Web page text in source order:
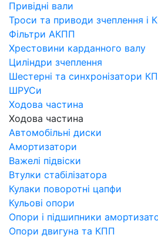
Привідні вали
Троси та приводи зчеплення і
Фільтри АКПП
Хрестовини карданного валу
Циліндри зчеплення
Шестерні та синхронізатори
ШРУСи
Ходова частина
Ходова частина
Автомобільні диски
Амортизатори
Важелі підвіски
Втулки стабілізатора
Кулаки поворотні цапфи
Кульові опори
Опори і підшипники
Опори двигуна та КПП